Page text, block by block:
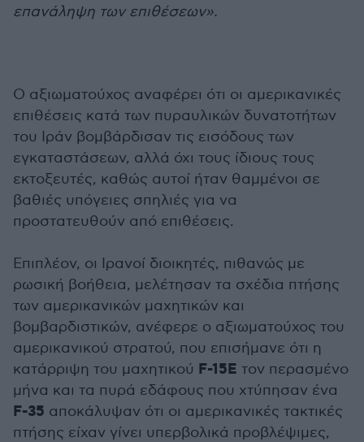
επανάληψη των επιθέσεων».
Ο αξιωματούχος αναφέρει ότι οι αμερικανικές
επιθέσεις κατά των πυραυλικών δυνατοτήτων
του Ιράν βομβάρδισαν τις εισόδους των
εγκαταστάσεων, αλλά όχι τους ίδιους τους
εκτοξευτές, καθώς αυτοί ήταν θαμμένοι σε
βαθιές υπόγειες σπηλιές για να
προστατευθούν από επιθέσεις.
Επιπλέον, οι Ιρανοί διοικητές, πιθανώς με
ρωσική βοήθεια, μελέτησαν τα σχέδια πτήσης
των αμερικανικών μαχητικών και
βομβαρδιστικών, ανέφερε ο αξιωματούχος του
αμερικανικού στρατού, που επισήμανε ότι η
κατάρριψη του μαχητικού F-15E τον περασμένο
μήνα και τα πυρά εδάφους που χτύπησαν ένα
F-35 αποκάλυψαν ότι οι αμερικανικές τακτικές
πτήσης είχαν γίνει υπερβολικά προβλέψιμες,